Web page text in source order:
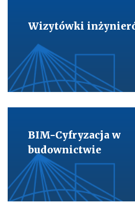
inżynierów
Wizytówki
Cyfryzacja
budownictwie
BIM-Cyfryzacja w
budownictwie